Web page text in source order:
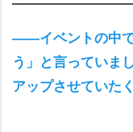
――イベントの中で
う」と言っていま
アップさせていた